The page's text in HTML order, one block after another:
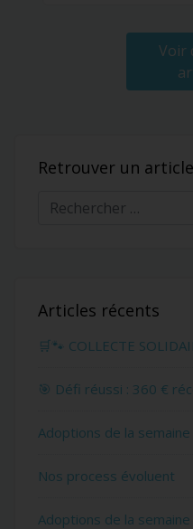
Retrouver un article
Articles récents
🛒🐾 COLLECTE
🎯 Défi réussi : 360 €
Adoptions de la
Nos process évoluent
Adoptions de la
Voir